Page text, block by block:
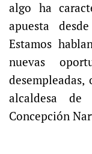
algo ha
apuesta
Estamos
nuevas
desempleadas,
alcaldesa de
Concepción